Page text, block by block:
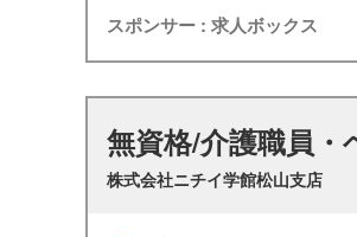
スポンサー : 求人ボックス
無資格/介護職員
株式会社ニチイ学館松山支店